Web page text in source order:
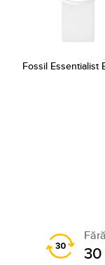
Fossil Essentialist